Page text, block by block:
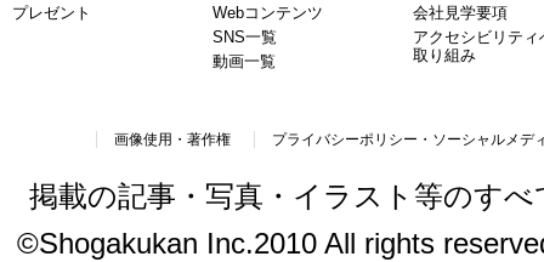
プレゼント
Webコンテンツ
SNS一覧
動画一覧
会社見学要項
アクセシビリティ
取り組み
画像使用・著作権 プライバシーポリシー・ソーシャルメデ
掲載の記事・写真・イラスト等のす
©Shogakukan Inc.2010 All rights